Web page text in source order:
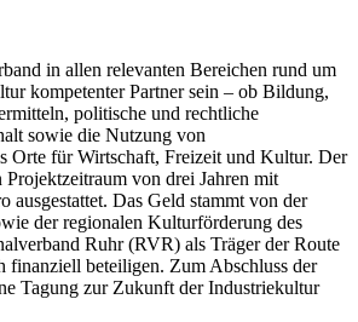
in allen relevanten Bereichen rund um
kompetenter Partner sein – ob Bildung,
politische und rechtliche
sowie die Nutzung von
Orte für Wirtschaft, Freizeit und Kultur. Der
von drei Jahren mit
ausgestattet. Das Geld stammt von der
der regionalen Kulturförderung des
Ruhr (RVR) als Träger der Route
beteiligen. Zum Abschluss der
Tagung zur Zukunft der Industriekultur